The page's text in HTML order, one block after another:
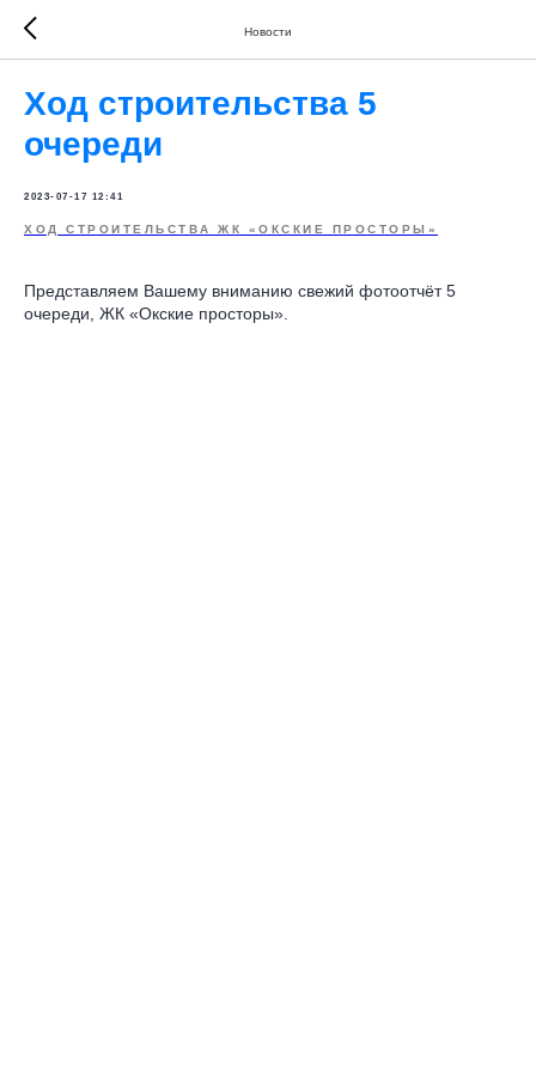
Новости
Ход строительства 5
очереди
2023-07-17 12:41
ХОД СТРОИТЕЛЬСТВА ЖК «ОКСКИЕ ПРОСТОРЫ»
Представляем Вашему вниманию свежий фотоотчёт 5
очереди, ЖК «Окские просторы».